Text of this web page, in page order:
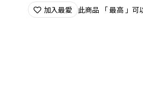
加入最愛 此商品 「 最高 」可